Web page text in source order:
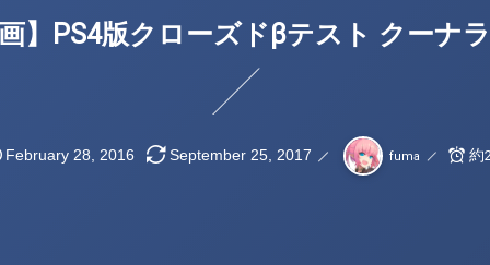
】PS4版クローズドβテスト クーナ
February 28 2016 September 25, 2017 fuma 約